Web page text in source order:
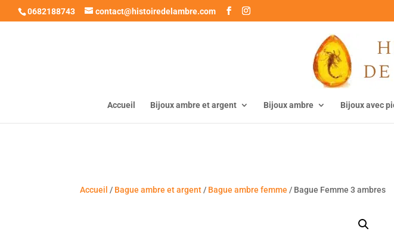
0682188743 contact@histoiredelambre.com
Accueil Bijoux ambre et argent Bijoux ambre Bijoux avec
Accueil / Bague ambre et argent / Bague ambre femme / Bague Femme 3 ambres